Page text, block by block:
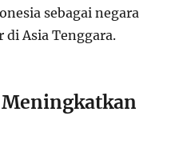
sebagai negara
Asia Tenggara.